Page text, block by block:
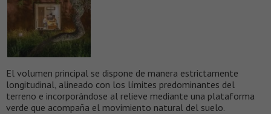
El volumen principal se dispone de manera estrictamente
longitudinal, alineado con los límites predominantes del
terreno e incorporándose al relieve mediante una plataforma
verde que acompaña el movimiento natural del suelo.